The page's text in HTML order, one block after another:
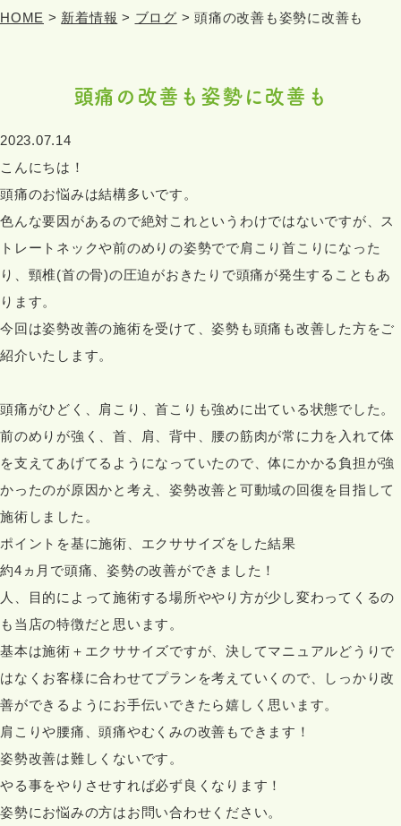
HOME > 新着情報 > ブログ > 頭痛の改善も姿勢に改善も
頭痛の改善も姿勢に改善も
2023.07.14
こんにちは！
頭痛のお悩みは結構多いです。
色んな要因があるので絶対これというわけではないですが、ス
トレートネックや前のめりの姿勢でで肩こり首こりになった
り、頸椎(首の骨)の圧迫がおきたりで頭痛が発生することもあ
ります。
今回は姿勢改善の施術を受けて、姿勢も頭痛も改善した方をご
紹介いたします。
頭痛がひどく、肩こり、首こりも強めに出ている状態でした。
前のめりが強く、首、肩、背中、腰の筋肉が常に力を入れて体
を支えてあげてるようになっていたので、体にかかる負担が強
かったのが原因かと考え、姿勢改善と可動域の回復を目指して
施術しました。
ポイントを基に施術、エクササイズをした結果
約4ヵ月で頭痛、姿勢の改善ができました！
人、目的によって施術する場所ややり方が少し変わってくるの
も当店の特徴だと思います。
基本は施術＋エクササイズですが、決してマニュアルどうりで
はなくお客様に合わせてプランを考えていくので、しっかり改
善ができるようにお手伝いできたら嬉しく思います。
肩こりや腰痛、頭痛やむくみの改善もできます！
姿勢改善は難しくないです。
やる事をやりさせすれば必ず良くなります！
姿勢にお悩みの方はお問い合わせください。